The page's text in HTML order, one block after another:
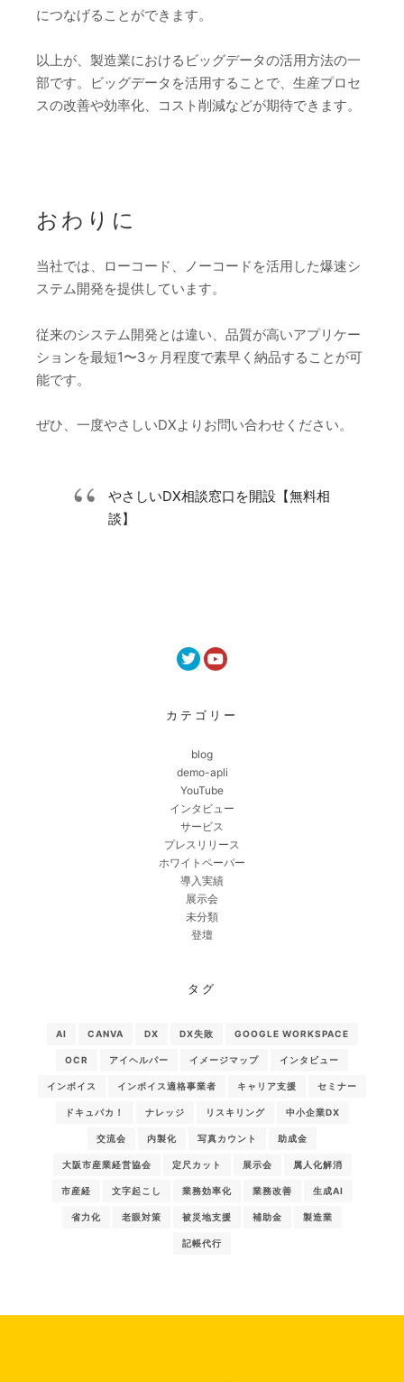
につなげることができます。
以上が、製造業におけるビッグデータの活用方法の一
部です。ビッグデータを活用することで、生産プロセ
スの改善や効率化、コスト削減などが期待できます。
おわりに
当社では、ローコード、ノーコードを活用した爆速シ
ステム開発を提供しています。
従来のシステム開発とは違い、品質が高いアプリケー
ションを最短1〜3ヶ月程度で素早く納品することが可
能です。
ぜひ、一度やさしいDXよりお問い合わせください。
やさしいDX相談窓口を開設【無料相
談】
カテゴリー
blog
demo-apli
YouTube
インタビュー
サービス
プレスリリース
ホワイトペーパー
導入実績
展示会
未分類
登壇
タグ
AI CANVA DX DX失敗 GOOGLE WORKSPACE
OCR アイヘルパー イメージマップ インタビュー
インボイス インボイス適格事業者 キャリア支援 セミナー
ドキュパカ！ ナレッジ リスキリング 中小企業DX
交流会 内製化 写真カウント 助成金
大阪市産業経営協会 定尺カット 展示会 属人化解消
市産経 文字起こし 業務効率化 業務改善 生成AI
省力化 老眼対策 被災地支援 補助金 製造業
記帳代行